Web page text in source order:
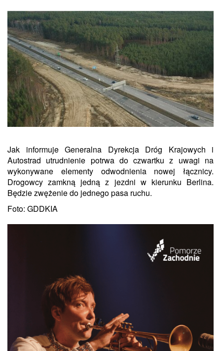
Jak informuje Generalna Dyrekcja Dróg Krajowych i
Autostrad utrudnienie potrwa do czwartku z uwagi na
wykonywane elementy odwodnienia nowej łącznicy.
Drogowcy zamkną jedną z jezdni w kierunku Berlina.
Będzie zwężenie do jednego pasa ruchu.
Foto: GDDKIA